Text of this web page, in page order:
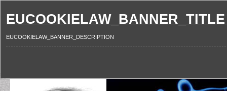
EUCOOKIELAW_BANNER_TITLE
EUCOOKIELAW_BANNER_DESCRIPTION